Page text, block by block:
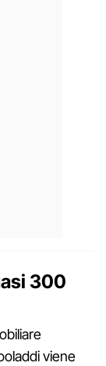
300
viene